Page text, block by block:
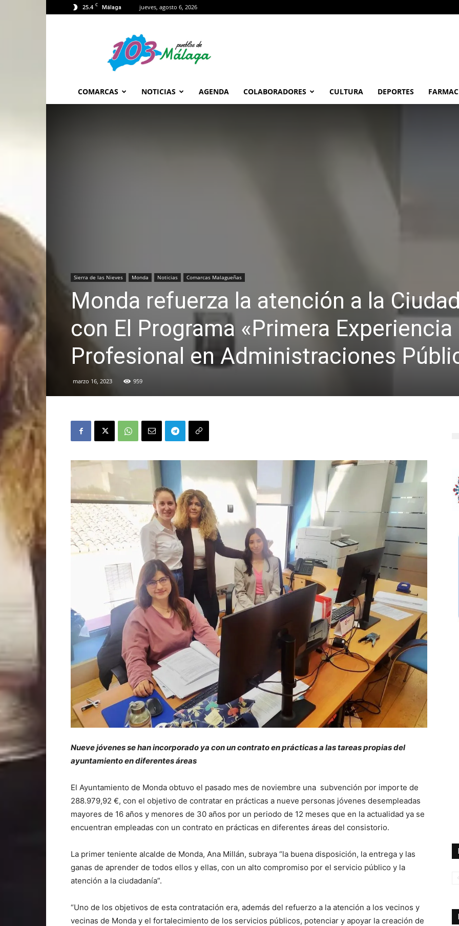
25.4 C Málaga jueves, agosto 6, 2026
Málaga
COMARCAS NOTICIAS AGENDA COLABORADORES CULTURA DEPORTES
Sierra de las Nieves Monda Noticias Comarcas Malagueñas
Monda refuerza la atención a la
con El Programa «Primera Experiencia
Profesional en Administraciones
marzo 16, 2023 959
Nueve jóvenes se han incorporado ya con un contrato en prácticas a las tareas propias del
ayuntamiento en diferentes áreas
El Ayuntamiento de Monda obtuvo el pasado mes de noviembre una subvención por importe de
288.979,92 €, con el objetivo de contratar en prácticas a nueve personas jóvenes desempleadas
mayores de 16 años y menores de 30 años por un periodo de 12 meses que en la actualidad ya se
encuentran empleadas con un contrato en prácticas en diferentes áreas del consistorio.
La primer teniente alcalde de Monda, Ana Millán, subraya “la buena disposición, la entrega y las
ganas de aprender de todos ellos y ellas, con un alto compromiso por el servicio público y la
atención a la ciudadanía”.
“Uno de los objetivos de esta contratación era, además del refuerzo a la atención a los vecinos y
vecinas de Monda y el fortalecimiento de los servicios públicos, potenciar y apoyar la creación de